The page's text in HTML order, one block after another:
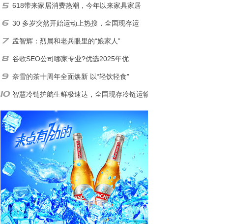
618带来家居消费热潮，今年以来家具家居
30 多岁突然开始运动上热搜，全国现存运
孟智辉：烈属和老兵眼里的“娘家人”
谷歌SEO公司哪家专业?优选2025年优
奈雪的茶十周年全面焕新 以“轻饮轻食”
智慧冷链护航生鲜极速达，全国现存冷链运输